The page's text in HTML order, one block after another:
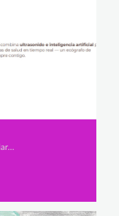
Secundaria, Carlos Buenache Solera, Hugo Martínez Campañá y Darío López Mateo